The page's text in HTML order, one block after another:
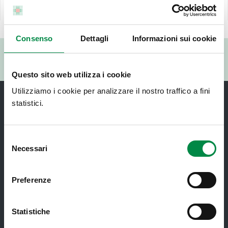
Consenso Dettagli Informazioni sui cookie
Questo sito web utilizza i cookie
Utilizziamo i cookie per analizzare il nostro traffico a fini
statistici.
delNecessari
Preferenze
Statistiche
Ultimo aggiornamento pagina:
29 Settembre 2025
Valuta questo sito:
RISPONDI AL QUESTIONARIO
Recapiti e contatti
Azienda USL di Imola - Sede legale: Viale Amendola, 2
T. +39 0542 604111 - F. +39 0542 604013 - CF
90000900374 - Partita IVA 00705271203